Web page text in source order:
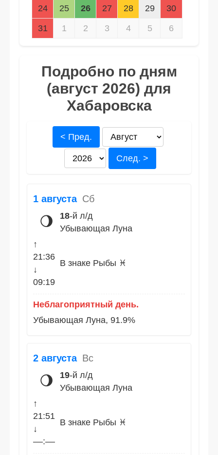
24 25 26 27 28 29 30
31 1 2 3 4 5 6
Подробно по дням
(август 2026) для
Хабаровска
< Пред.
След. >
1 августа Сб
🌖 18-й л/д
Убывающая Луна
↑
21:36
↓
09:19
В знаке Рыбы ♓
Неблагоприятный день.
Убывающая Луна, 91.9%
2 августа Вс
🌖 19-й л/д
Убывающая Луна
↑
21:51
↓
––:––
В знаке Рыбы ♓